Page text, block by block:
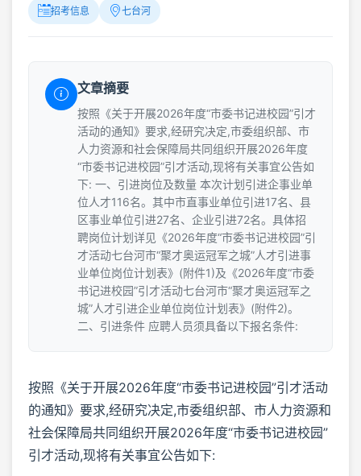
招考信息 七台河
文章摘要
按照《关于开展2026年度“市委书记进校园”引才
活动的通知》要求,经研究决定,市委组织部、市
人力资源和社会保障局共同组织开展2026年度
“市委书记进校园”引才活动,现将有关事宜公告如
下: 一、引进岗位及数量 本次计划引进企事业单
位人才116名。其中市直事业单位引进17名、县
区事业单位引进27名、企业引进72名。具体招
聘岗位计划详见《2026年度“市委书记进校园”引
才活动七台河市“聚才奥运冠军之城”人才引进事
业单位岗位计划表》(附件1)及《2026年度“市委
书记进校园”引才活动七台河市“聚才奥运冠军之
城”人才引进企业单位岗位计划表》(附件2)。
二、引进条件 应聘人员须具备以下报名条件:
按照《关于开展2026年度“市委书记进校园”引才活动
的通知》要求,经研究决定,市委组织部、市人力资源和
社会保障局共同组织开展2026年度“市委书记进校园”
引才活动,现将有关事宜公告如下: